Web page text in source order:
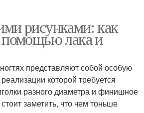
рисунками: как
помощью лака и
представляют собой особую
которой требуется
разного диаметра и финишное
заметить, что чем тоньше